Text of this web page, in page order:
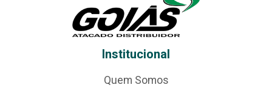
Institucional
Quem Somos